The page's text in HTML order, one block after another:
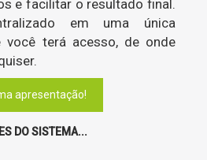
e facilitar o resultado final.
em uma única
você terá acesso, de onde
apresentação!
DO SISTEMA...